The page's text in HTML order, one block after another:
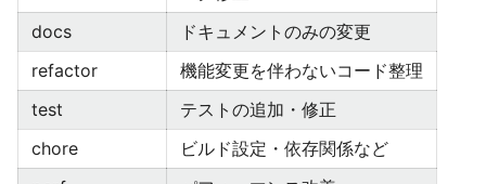
docs
ドキュメントのみの変更
refactor
機能変更を伴わないコード整理
test
テストの追加・修正
chore
ビルド設定・依存関係など